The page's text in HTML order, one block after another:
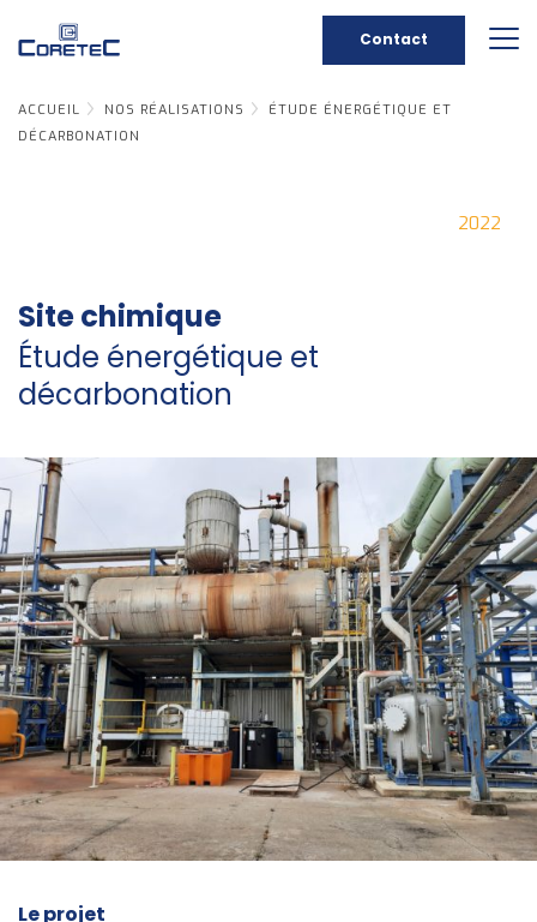
Contact
ACCUEIL NOS RÉALISATIONS
ÉTUDE ÉNERGÉTIQUE ET
DÉCARBONATION
2022
Site chimique
Étude énergétique et
décarbonation
Le projet